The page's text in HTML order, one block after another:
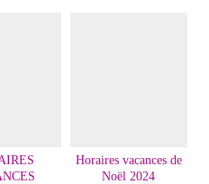
Horaires vacances de
Noël 2024